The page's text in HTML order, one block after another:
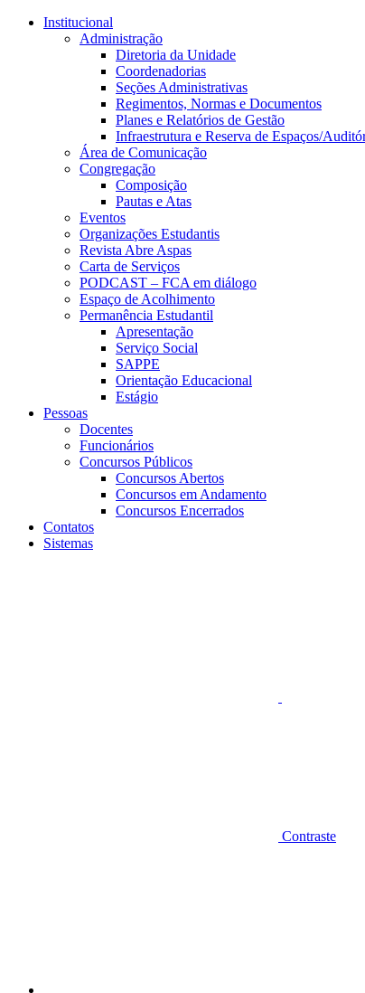
Conteúdo principal
Institucional
Administração
Diretoria da Unidade
Coordenadorias
Seções Administrativas
Regimentos, Normas e Documentos
Planes e Relatórios de Gestão
Infraestrutura e Reserva de Espaços/
Área de Comunicação
Congregação
Composição
Pautas e Atas
Eventos
Organizações Estudantis
Revista Abre Aspas
Carta de Serviços
PODCAST – FCA em diálogo
Espaço de Acolhimento
Permanência Estudantil
Apresentação
Serviço Social
SAPPE
Orientação Educacional
Estágio
Pessoas
Docentes
Funcionários
Concursos Públicos
Concursos Abertos
Concursos em Andamento
Concursos Encerrados
Contatos
Sistemas
Contraste